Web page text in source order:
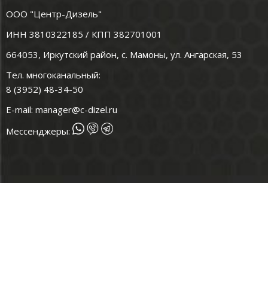
ООО "Центр-Дизель"
ИНН 3810322185 / КПП 382701001
664053, Иркутский район, с. Мамоны, ул. Ангарская, 53
Тел. многоканальный:
8 (3952) 48-34-50
E-mail: manager@c-dizel.ru
Мессенджеры: